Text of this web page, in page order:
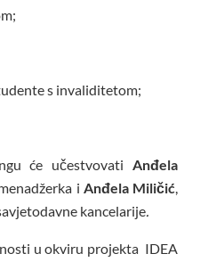
s invaliditetom;
će učestvovati Anđela
i Anđela Miličić,
kancelarije.
u okviru projekta IDEA